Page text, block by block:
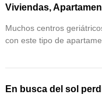
Viviendas,
Muchos centros
con este tipo de
En busca del sol